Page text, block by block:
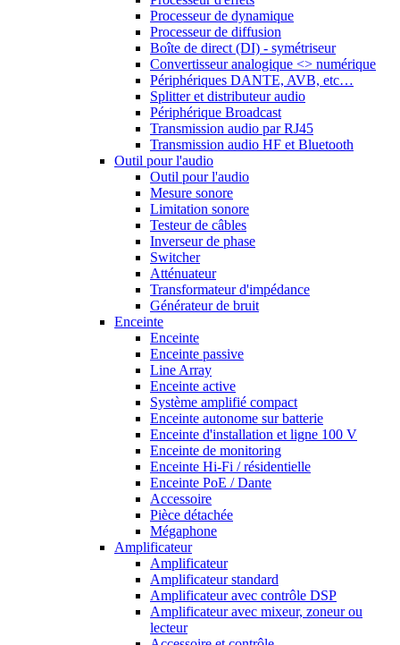
Processeur de dynamique
Processeur de diffusion
Boîte de direct (DI) - symétriseur
Convertisseur analogique <> numérique
Périphériques DANTE, AVB, etc…
Splitter et distributeur audio
Périphérique Broadcast
Transmission audio par RJ45
Transmission audio HF et Bluetooth
Outil pour l'audio
Outil pour l'audio
Mesure sonore
Limitation sonore
Testeur de câbles
Inverseur de phase
Switcher
Atténuateur
Transformateur d'impédance
Générateur de bruit
Enceinte
Enceinte
Enceinte passive
Line Array
Enceinte active
Système amplifié compact
Enceinte autonome sur batterie
Enceinte d'installation et ligne 100 V
Enceinte de monitoring
Enceinte Hi-Fi / résidentielle
Enceinte PoE / Dante
Accessoire
Pièce détachée
Mégaphone
Amplificateur
Amplificateur
Amplificateur standard
Amplificateur avec contrôle DSP
Amplificateur avec mixeur, zoneur ou
lecteur